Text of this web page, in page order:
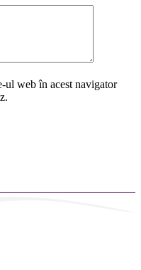
ul web în acest navigator